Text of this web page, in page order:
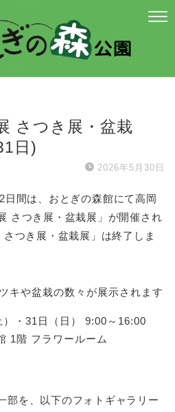
さつき展・盆栽
日)
2026年5月30日
間は、おとぎの森館にて高岡
さつき展・盆栽展」が開催され
つき展・盆栽展」は終了しま
キや盆栽の数々が展示されます
）・31日（日） 9:00～16:00
1階 フラワールーム
部を、以下のフォトギャラリー